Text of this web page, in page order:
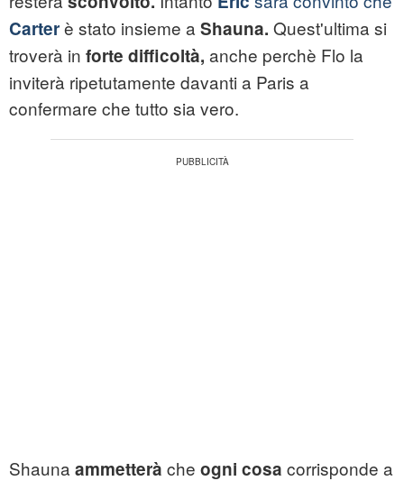
Carterè stato insieme a Shauna. Quest'ultima si
troverà in forte difficoltà, anche perchè Flo la
inviterà ripetutamente davanti a Paris a
confermare che tutto sia vero.
Shauna ammetterà che ogni cosa corrisponde a